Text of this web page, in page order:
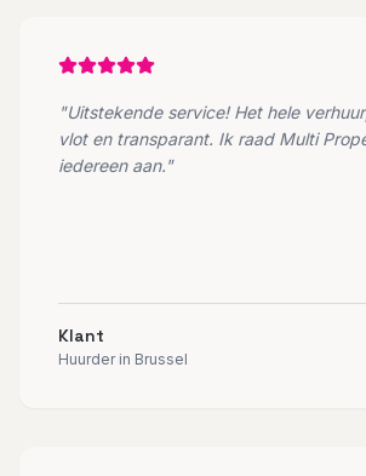
"Uitstekende service! Het hele
vlot en transparant. Ik raad Multi
iedereen aan."
Klant
Huurder in Brussel